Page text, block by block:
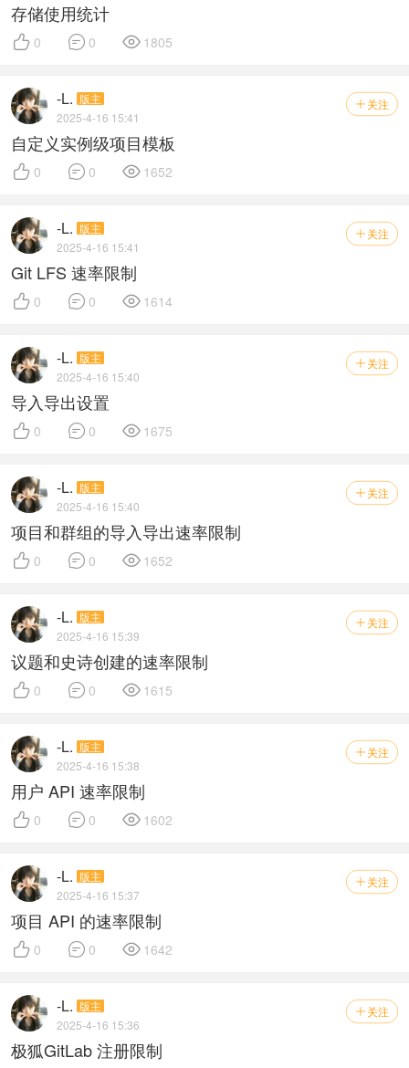
存储使用统计
 0  0  1805
 关注
-L. 版主
2025-4-16 15:41
自定义实例级项目模板
 0  0  1652
 关注
-L. 版主
2025-4-16 15:41
Git LFS 速率限制
 0  0  1614
 关注
-L. 版主
2025-4-16 15:40
导入导出设置
 0  0  1675
 关注
-L. 版主
2025-4-16 15:40
项目和群组的导入导出速率限制
 0  0  1652
 关注
-L. 版主
2025-4-16 15:39
议题和史诗创建的速率限制
 0  0  1615
 关注
-L. 版主
2025-4-16 15:38
用户 API 速率限制
 0  0  1602
 关注
-L. 版主
2025-4-16 15:37
项目 API 的速率限制
 0  0  1642
 关注
-L. 版主
2025-4-16 15:36
极狐GitLab 注册限制